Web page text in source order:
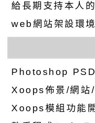
給長期支持本人
web網站架設環境
Photoshop PSD
Xoops佈景/網站/
Xoops模組功能